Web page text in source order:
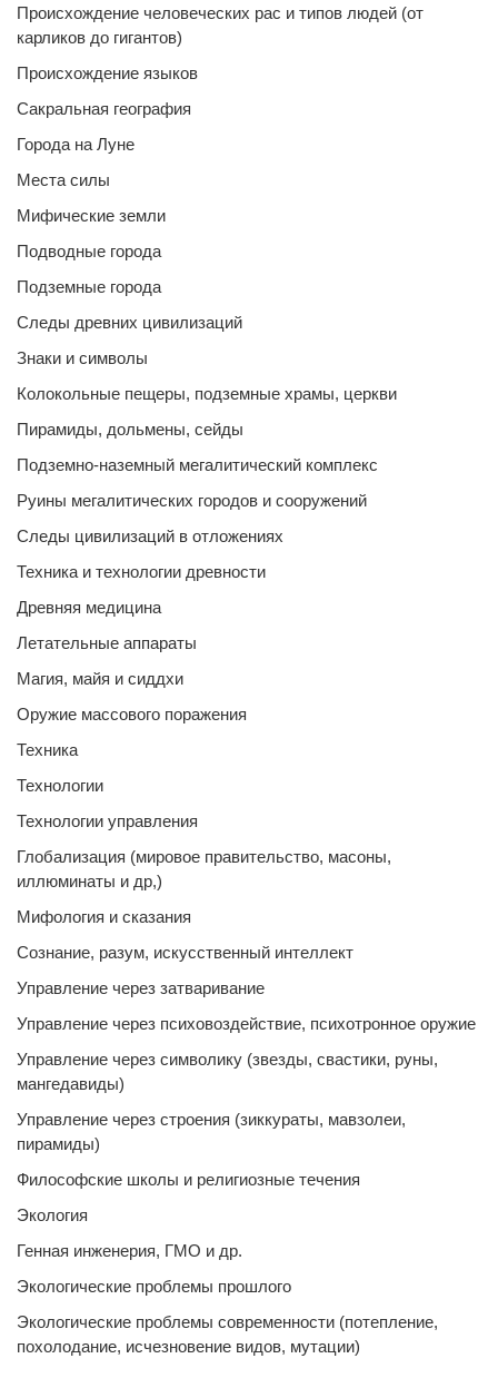
Происхождение человеческих рас и типов людей (от
карликов до гигантов)
Происхождение языков
Сакральная география
Города на Луне
Места силы
Мифические земли
Подводные города
Подземные города
Следы древних цивилизаций
Знаки и символы
Колокольные пещеры, подземные храмы, церкви
Пирамиды, дольмены, сейды
Подземно-наземный мегалитический комплекс
Руины мегалитических городов и сооружений
Следы цивилизаций в отложениях
Техника и технологии древности
Древняя медицина
Летательные аппараты
Магия, майя и сиддхи
Оружие массового поражения
Техника
Технологии
Технологии управления
Глобализация (мировое правительство, масоны,
иллюминаты и др,)
Мифология и сказания
Сознание, разум, искусственный интеллект
Управление через затваривание
Управление через психовоздействие, психотронное оружие
Управление через символику (звезды, свастики, руны,
мангедавиды)
Управление через строения (зиккураты, мавзолеи,
пирамиды)
Философские школы и религиозные течения
Экология
Генная инженерия, ГМО и др.
Экологические проблемы прошлого
Экологические проблемы современности (потепление,
похолодание, исчезновение видов, мутации)